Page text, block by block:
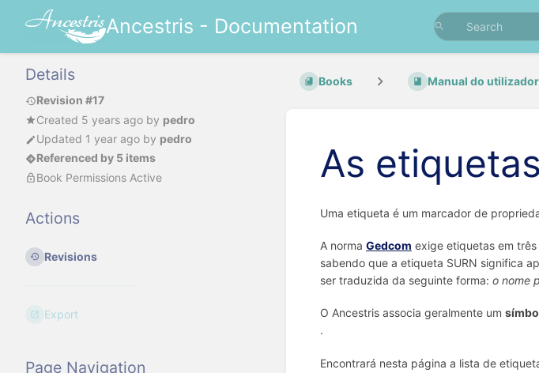
Ancestris - Documentation
Details
Revision #17
Created 5 years ago by pedro
Updated 1 year ago by pedro
Referenced by 5 items
Book Permissions Active
Actions
Revisions
Export
Page Navigation
Books Manual do utilizador
As etiquetas
Uma etiqueta é um marcador de
A norma Gedcom exige etiquetas em
sabendo que a etiqueta SURN significa
ser traduzida da seguinte forma: o nome
O Ancestris associa geralmente um
.
Encontrará nesta página a lista de